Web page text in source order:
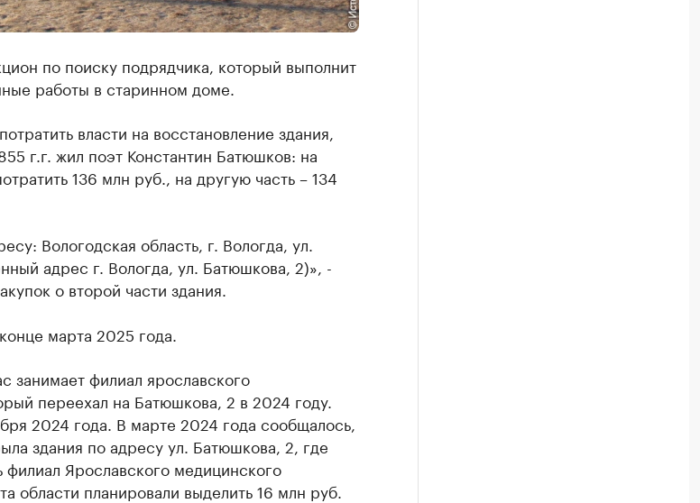
по поиску подрядчика, который выполнит
работы в старинном доме.
власти на восстановление здания,
г.г. жил поэт Константин Батюшков: на
136 млн руб., на другую часть – 134
Вологодская область, г. Вологда, ул.
адрес г. Вологда, ул. Батюшкова, 2)», -
о второй части здания.
марта 2025 года.
занимает филиал ярославского
переехал на Батюшкова, 2 в 2024 году.
2024 года. В марте 2024 года сообщалось,
здания по адресу ул. Батюшкова, 2, где
филиал Ярославского медицинского
области планировали выделить 16 млн руб.